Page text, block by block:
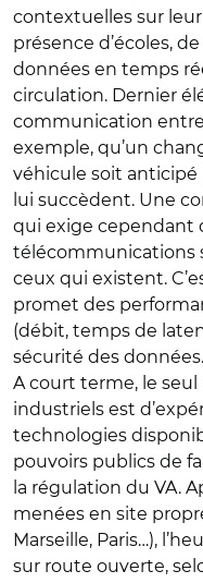
contextuelles sur
présence d’écoles,
données en temps
circulation. Dernier
communication
exemple, qu’un
véhicule soit
lui succèdent. Une
qui exige cependant
télécommunications
ceux qui existent.
promet des
(débit, temps de
sécurité des données.
A court terme, le
industriels est
technologies
pouvoirs publics de
la régulation du VA.
menées en site
Marseille, Paris…),
sur route ouverte,